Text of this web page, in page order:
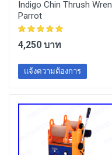
Indigo Chin Thrush Wren
Parrot
4,250 บาท
แจ้งความต้องการ